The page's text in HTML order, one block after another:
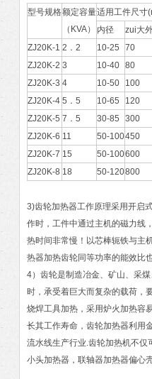
型号规格额定容量
（KVA）
适用工件尺寸
内径
zui大
ZJ20K-1 2．2 10-25
70
ZJ20K-2 3 10-40 80
ZJ20K-3 4 10-50
100
ZJ20K-4 5．5 10-65
120
ZJ20K-5 7．5 30-85
300
ZJ20K-6 11 50-100450
ZJ20K-7 15 50-100600
ZJ20K-8 18 50-120800
3)齿轮加热器工作原理采用开启
作时，工件中通过主机的磁力线
热时间非常慢！以芯棒轭铁与主
热器加热齿轮同等功率的能效比
4）齿轮是制造冶金、矿山、采
时，承受着巨大而复杂的载荷，
烧焊工具加热，采用炉火加热容
长其工作寿命，齿轮加热器利用
流水线生产行业.齿轮加热机不
小头加热器，联轴器加热器偏心